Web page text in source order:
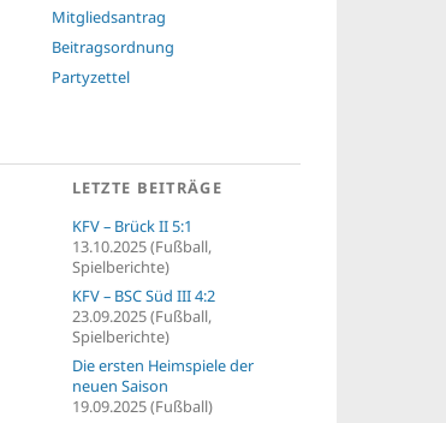
Mitgliedsantrag
Beitragsordnung
Partyzettel
LETZTE BEITRÄGE
KFV – Brück II 5:1
13.10.2025 (Fußball,
Spielberichte)
KFV – BSC Süd III 4:2
23.09.2025 (Fußball,
Spielberichte)
Die ersten Heimspiele der
neuen Saison
19.09.2025 (Fußball)